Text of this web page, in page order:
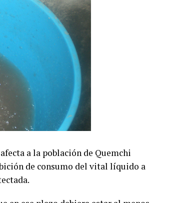
a la población de Quemchi
de consumo del vital líquido a